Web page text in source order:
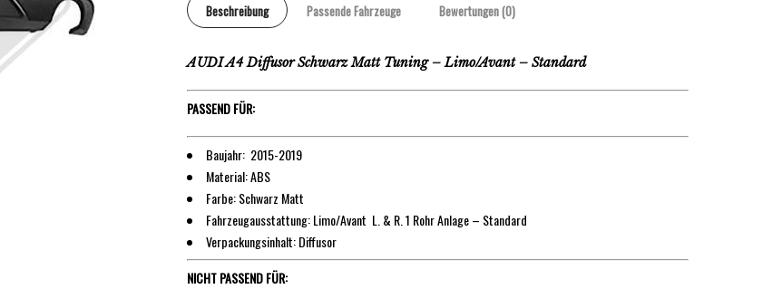
Beschreibung Passende Fahrzeuge Bewertungen (0)
AUDI A4 Diffusor Schwarz Matt Tuning – Limo/Avant – Standard
PASSEND FÜR:
Baujahr: 2015-2019
Material: ABS
Farbe: Schwarz Matt
Fahrzeugausstattung: Limo/Avant L. & R. 1 Rohr Anlage – Standard
Verpackungsinhalt: Diffusor
NICHT PASSEND FÜR: